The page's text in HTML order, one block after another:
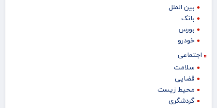
بین الملل
بانک
بورس
خودرو
اجتماعی
سلامت
قضایی
محیط زیست
گردشگری